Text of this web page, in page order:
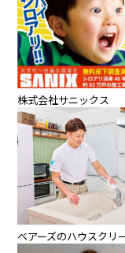
株式会社サニックス
ベアーズのハウスクリ